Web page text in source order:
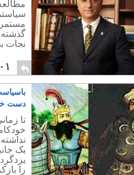
گذشته
نجات
دست
تا
یک
را